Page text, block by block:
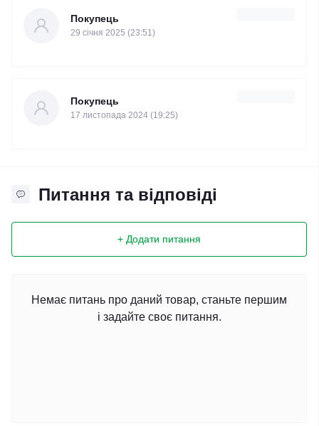
Покупець
29 cічня 2025 (23:51)
Покупець
17 листопада 2024 (19:25)
Питання та відповіді
+ Додати питання
Немає питань про даний товар, станьте першим
і задайте своє питання.